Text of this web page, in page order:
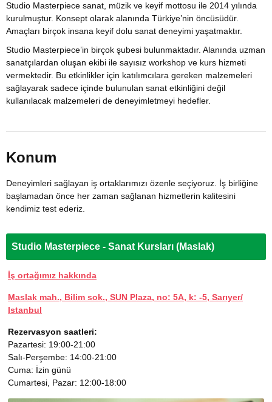
Studio Masterpiece sanat, müzik ve keyif mottosu ile 2014 yılında
kurulmuştur. Konsept olarak alanında Türkiye’nin öncüsüdür.
Amaçları birçok insana keyif dolu sanat deneyimi yaşatmaktır.
Studio Masterpiece’in birçok şubesi bulunmaktadır. Alanında uzman
sanatçılardan oluşan ekibi ile sayısız workshop ve kurs hizmeti
vermektedir. Bu etkinlikler için katılımcılara gereken malzemeleri
sağlayarak sadece içinde bulunulan sanat etkinliğini değil
kullanılacak malzemeleri de deneyimletmeyi hedefler.
Konum
Deneyimleri sağlayan iş ortaklarımızı özenle seçiyoruz. İş birliğine
başlamadan önce her zaman sağlanan hizmetlerin kalitesini
kendimiz test ederiz.
Studio Masterpiece - Sanat Kursları (Maslak)
İş ortağımız hakkında
Maslak mah., Bilim sok., SUN Plaza, no: 5A, k: -5, Sarıyer/
Іstanbul
Rezervasyon saatleri:
Pazartesi: 19:00-21:00
Salı-Perşembe: 14:00-21:00
Cuma: İzin günü
Cumartesi, Pazar: 12:00-18:00